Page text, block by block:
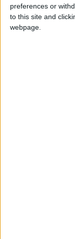
preferences or
to this site and
webpage.
tale che la
fine?A questa